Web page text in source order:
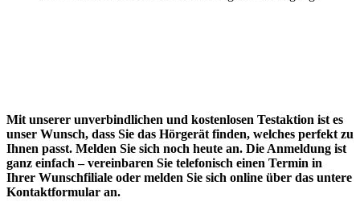
Mit unserer unverbindlichen und kostenlosen Testaktion ist es
unser Wunsch, dass Sie das Hörgerät finden, welches perfekt zu
Ihnen passt. Melden Sie sich noch heute an. Die Anmeldung ist
ganz einfach – vereinbaren Sie telefonisch einen Termin in
Ihrer Wunschfiliale oder melden Sie sich online über das untere
Kontaktformular an.